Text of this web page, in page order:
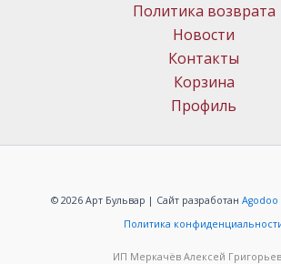
Политика возврата
Новости
Контакты
Корзина
Профиль
© 2026 Арт Бульвар | Сайт разработан Agodoo
Политика
ИП Меркачёв Алексей